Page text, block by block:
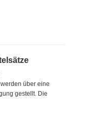
über eine
gestellt. Die